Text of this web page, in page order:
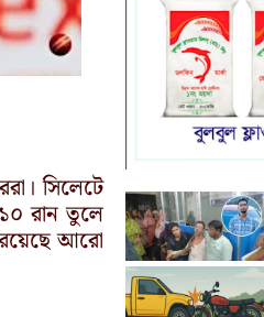
সিলেটে
রান তুলে
রয়েছে আরো